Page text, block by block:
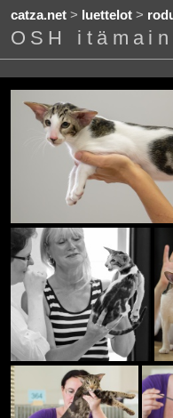
catza.net> luettelot>
OSH